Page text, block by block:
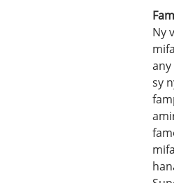
Ny
any
sy